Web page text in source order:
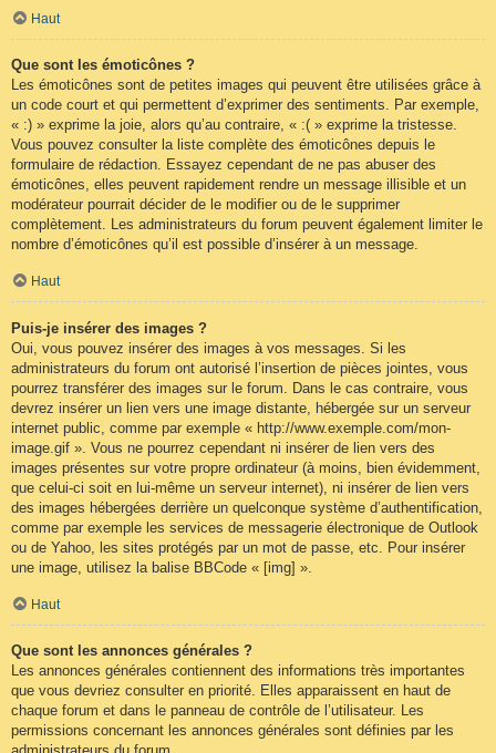
Haut
Que sont les émoticônes ?
Les émoticônes sont de petites images qui peuvent être utilisées grâce à
un code court et qui permettent d’exprimer des sentiments. Par exemple,
« :) » exprime la joie, alors qu’au contraire, « :( » exprime la tristesse.
Vous pouvez consulter la liste complète des émoticônes depuis le
formulaire de rédaction. Essayez cependant de ne pas abuser des
émoticônes, elles peuvent rapidement rendre un message illisible et un
modérateur pourrait décider de le modifier ou de le supprimer
complètement. Les administrateurs du forum peuvent également limiter le
nombre d’émoticônes qu’il est possible d’insérer à un message.
Haut
Puis-je insérer des images ?
Oui, vous pouvez insérer des images à vos messages. Si les
administrateurs du forum ont autorisé l’insertion de pièces jointes, vous
pourrez transférer des images sur le forum. Dans le cas contraire, vous
devrez insérer un lien vers une image distante, hébergée sur un serveur
internet public, comme par exemple « http://www.exemple.com/mon-
image.gif ». Vous ne pourrez cependant ni insérer de lien vers des
images présentes sur votre propre ordinateur (à moins, bien évidemment,
que celui-ci soit en lui-même un serveur internet), ni insérer de lien vers
des images hébergées derrière un quelconque système d’authentification,
comme par exemple les services de messagerie électronique de Outlook
ou de Yahoo, les sites protégés par un mot de passe, etc. Pour insérer
une image, utilisez la balise BBCode « [img] ».
Haut
Que sont les annonces générales ?
Les annonces générales contiennent des informations très importantes
que vous devriez consulter en priorité. Elles apparaissent en haut de
chaque forum et dans le panneau de contrôle de l’utilisateur. Les
permissions concernant les annonces générales sont définies par les